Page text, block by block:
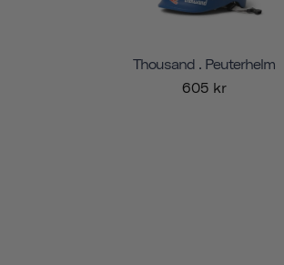
Thousand . Peuterhelm
605 kr